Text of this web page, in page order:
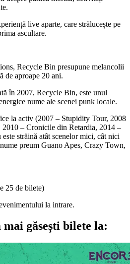
live aparte, care strălucește pe
ascultare.
Recycle Bin presupune melancolii
de aproape 20 ani.
în 2007, Recycle Bin, este unul
nume ale scenei punk locale.
la activ (2007 – Stupidity Tour, 2008
– Cronicile din Retardia, 2014 –
străină atât scenelor mici, cât nici
preum Guano Apes, Crazy Town,
25 de bilete)
la intrare.
mai găsești bilete la: